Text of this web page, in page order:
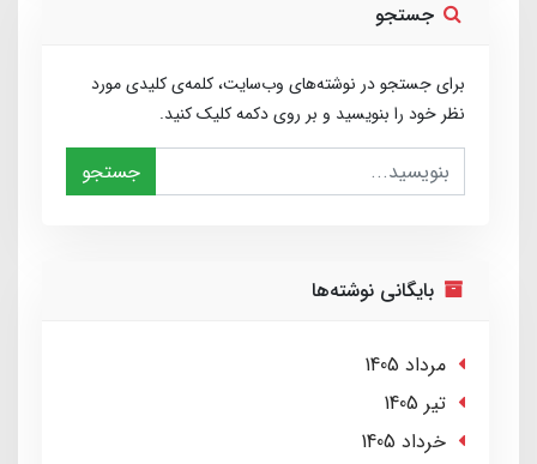
جستجو
برای جستجو در نوشته‌های وب‌سایت، کلمه‌ی کلیدی مورد
نظر خود را بنویسید و بر روی دکمه کلیک کنید.
جستجو
بایگانی نوشته‌ها
مرداد 1405
تير 1405
خرداد 1405